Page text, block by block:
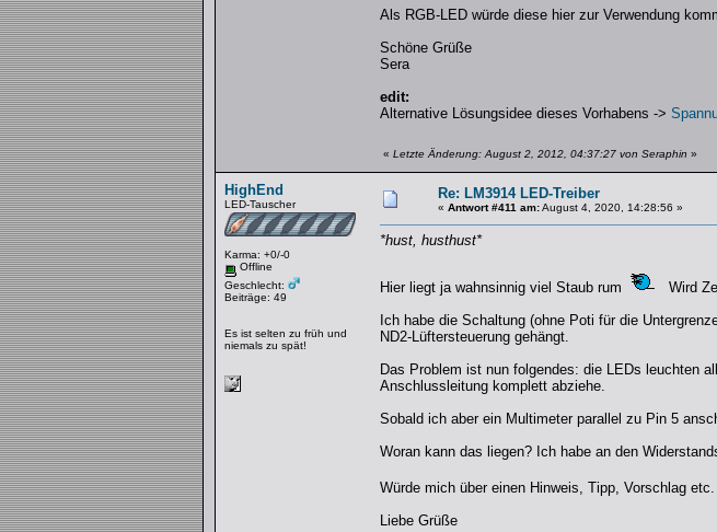
Als RGB-LED würde diese hier zur Verwendung
Schöne Grüße
Sera
edit:
Alternative Lösungsidee dieses Vorhabens ->
« Letzte Änderung: August 2, 2012, 04:37:27 von Seraphin »
HighEnd
LED-Tauscher
Karma: +0/-0
Offline
Geschlecht:
Beiträge: 49
Es ist selten zu früh und
niemals zu spät!
Re: LM3914 LED-Treiber
« Antwort #411 am:August 4, 2020, 14:28:56 »
*hust, husthust*
Hier liegt ja wahnsinnig viel Staub rum
Wird
Ich habe die Schaltung (ohne Poti für die
ND2-Lüftersteuerung gehängt.
Das Problem ist nun folgendes: die LEDs leuchten
Anschlussleitung komplett abziehe.
Sobald ich aber ein Multimeter parallel zu Pin 5
Woran kann das liegen? Ich habe an den
Würde mich über einen Hinweis, Tipp, Vorschlag
Liebe Grüße